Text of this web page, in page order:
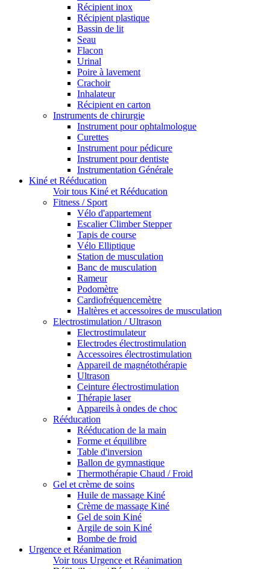
Récipient inox
Récipient plastique
Bassin de lit
Seau
Flacon
Urinal
Poire à lavement
Crachoir
Inhalateur
Récipient en carton
Instruments de chirurgie
Instrument pour ophtalmologue
Curettes
Instrument pour pédicure
Instrument pour dentiste
Instrumentation Générale
Kiné et Rééducation
Voir tous Kiné et Rééducation
Fitness / Sport
Vélo d'appartement
Escalier Climber Stepper
Tapis de course
Vélo Elliptique
Station de musculation
Banc de musculation
Rameur
Podomètre
Cardiofréquencemètre
Haltères et accessoires de musculation
Electrostimulation / Ultrason
Electrostimulateur
Electrodes électrostimulation
Accessoires électrostimulation
Appareil de magnétothérapie
Ultrason
Ceinture électrostimulation
Thérapie laser
Appareils à ondes de choc
Rééducation
Rééducation de la main
Forme et équilibre
Table d'inversion
Ballon de gymnastique
Thermothérapie Chaud / Froid
Gel et crème de soins
Huile de massage Kiné
Crème de massage Kiné
Gel de soin Kiné
Argile de soin Kiné
Bombe de froid
Urgence et Réanimation
Voir tous Urgence et Réanimation